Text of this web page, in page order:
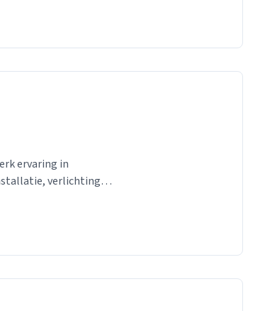
ervaring in
verlichting